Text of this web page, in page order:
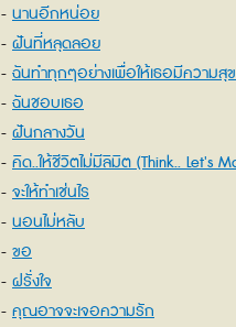
นานอีกหน่อย
ฝันที่หลุดลอย
ฉันทำทุกๆอย่างเพื่อให้เธอมีความสุ
นภ พรชำนิ
ฉันชอบเธอ
ฝันกลางวัน
คิด..ให้ชีวิตไม่มีลิมิต (Think.. Let's
Ost. M-150
จะให้ทำเช่นไร
นอนไม่หลับ
ขอ
ฝรั่งใจ
คุณอาจจะเจอความรัก